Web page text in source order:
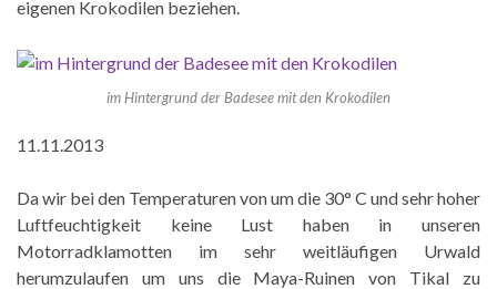
eigenen Krokodilen beziehen.
im Hintergrund der Badesee mit den Krokodilen
11.11.2013
Da wir bei den Temperaturen von um die 30° C und sehr hoher
Luftfeuchtigkeit keine Lust haben in unseren
Motorradklamotten im sehr weitläufigen Urwald
herumzulaufen um uns die Maya-Ruinen von Tikal zu